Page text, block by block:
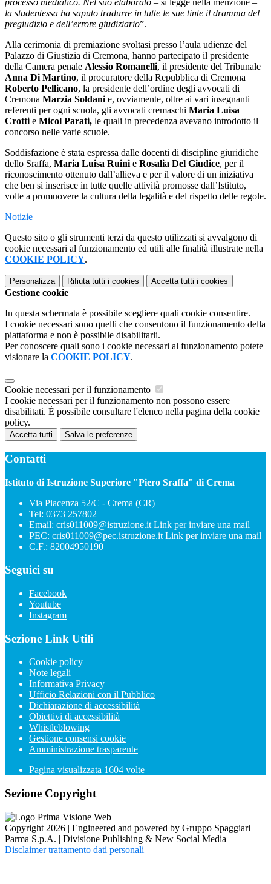
processo mediatico. Nel suo elaborato – si legge nella menzione –
la studentessa ha saputo tradurre in tutte le sue tinte il dramma del
pregiudizio e dell’errore giudiziario”.
Alla cerimonia di premiazione svoltasi presso l’aula udienze del
Palazzo di Giustizia di Cremona, hanno partecipato il presidente
della Camera penale Alessio Romanelli, il presidente del Tribunale
Anna Di Martino, il procuratore della Repubblica di Cremona
Roberto Pellicano, la presidente dell’ordine degli avvocati di
Cremona Marzia Soldani e, ovviamente, oltre ai vari insegnanti
referenti per ogni scuola, gli avvocati cremaschi Maria Luisa
Crotti e Micol Parati, le quali in precedenza avevano introdotto il
concorso nelle varie scuole.
Soddisfazione è stata espressa dalle docenti di discipline giuridiche
dello Sraffa, Maria Luisa Ruini e Rosalia Del Giudice, per il
riconoscimento ottenuto dall’allieva e per il valore di un iniziativa
che ben si inserisce in tutte quelle attività promosse dall’Istituto,
volte a promuovere la cultura della legalità e del rispetto delle regole.
Notizie
Questo sito o gli strumenti terzi da questo utilizzati si avvalgono di
cookie necessari al funzionamento ed utili alle finalità illustrate nella
COOKIE POLICY.
Personalizza Rifiuta tutti i cookies Accetta tutti i cookies
Gestione cookie
In questa schermata è possibile scegliere quali cookie consentire.
I cookie necessari sono quelli che consentono il funzionamento della
piattaforma e non è possibile disabilitarli.
Per conoscere quali sono i cookie necessari al funzionamento potete
visionare la COOKIE POLICY.
Cookie necessari per il funzionamento
I cookie necessari per il funzionamento non possono essere
disabilitati. È possibile consultare l'elenco nella pagina della cookie
policy.
Accetta tutti Salva le preferenze
Contatti
Istituto di Istruzione Superiore "Piero Sraffa" di Crema
Via Piacenza 52/C - Crema (CR)
Tel: 0373 257802
Email: cris011009@istruzione.it Link per inviare una mail
PEC: cris011009@pec.istruzione.it Link per inviare una mail
C.F.: 82004950190
Seguici su
Facebook
Youtube
Instagram
Sezione Link Utili
Cookie policy
Note legali
Informativa Privacy
Ufficio Relazioni con il Pubblico
Dichiarazione di accessibilità
Obiettivi di accessibilità
Whistleblowing
Gestione consensi cookie
Amministrazione trasparente
Pagina visualizzata 1604 volte
Sezione Copyright
Copyright 2026 | Engineered and powered by Gruppo Spaggiari
Parma S.p.A. | Divisione Publishing & New Social Media
Disclaimer trattamento dati personali